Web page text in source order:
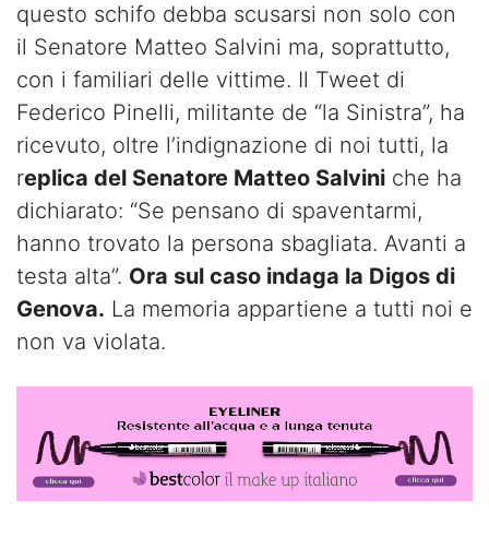
questo schifo debba scusarsi non solo con
il Senatore Matteo Salvini ma, soprattutto,
con i familiari delle vittime. Il Tweet di
Federico Pinelli, militante de “la Sinistra”, ha
ricevuto, oltre l’indignazione di noi tutti, la
replica del Senatore Matteo Salvini che ha
dichiarato: “Se pensano di spaventarmi,
hanno trovato la persona sbagliata. Avanti a
testa alta”. Ora sul caso indaga la Digos di
Genova. La memoria appartiene a tutti noi e
non va violata.